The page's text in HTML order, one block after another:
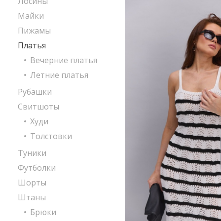
Майки
Пижамы
Платья
Вечерние платья
Летние платья
Рубашки
Свитшоты
Худи
Толстовки
Туники
Футболки
Шорты
Штаны
Брюки